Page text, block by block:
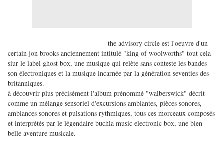
the advisory circle est l'oeuvre d'un
certain jon brooks anciennement intitulé "king of woolworths" tout cela
siur le label ghost box, une musique qui relète sans conteste les bandes-
son électroniques et la musique incarnée par la génération seventies des
britanniques.
à découvrir plus précisément l'album prénommé "walberswick" décrit
comme un mélange sensoriel d'excursions ambiantes, pièces sonores,
ambiances sonores et pulsations rythmiques, tous ces morceaux composés
et interprétés par le légendaire buchla music electronic box, une bien
belle aventure musicale.